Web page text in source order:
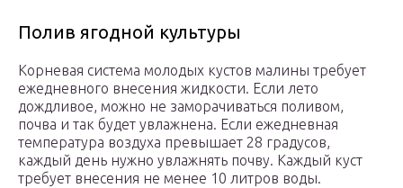
Полив ягодной культуры
Корневая система молодых кустов малины требует
ежедневного внесения жидкости. Если лето
дождливое, можно не заморачиваться поливом,
почва и так будет увлажнена. Если ежедневная
температура воздуха превышает 28 градусов,
каждый день нужно увлажнять почву. Каждый куст
требует внесения не менее 10 литров воды.